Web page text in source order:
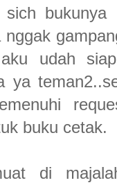
udah
ya
buku cetak.
di